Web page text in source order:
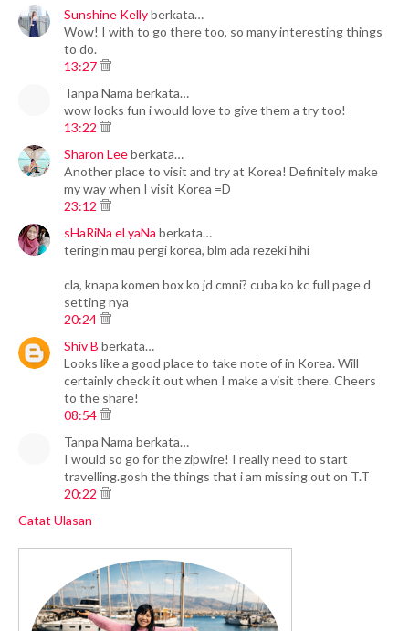
Sunshine Kellyberkata…
Wow! I with to go there too, so many interesting things
to do.
13:27
Tanpa Nama berkata…
wow looks fun i would love to give them a try too!
13:22
Sharon Leeberkata…
Another place to visit and try at Korea! Definitely make
my way when I visit Korea =D
23:12
sHaRiNa eLyaNa berkata…
teringin mau pergi korea, blm ada rezeki hihi
cla, knapa komen box ko jd cmni? cuba ko kc full page d
setting nya
20:24
Shiv B berkata…
Looks like a good place to take note of in Korea. Will
certainly check it out when I make a visit there. Cheers
to the share!
08:54
Tanpa Nama berkata…
I would so go for the zipwire! I really need to start
travelling.gosh the things that i am missing out on T.T
20:22
Catat Ulasan